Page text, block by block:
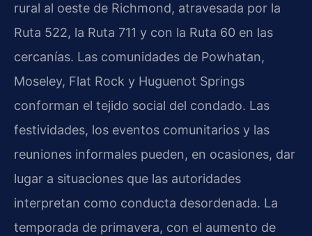
rural al oeste de Richmond, atravesada por la
Ruta 522, la Ruta 711 y con la Ruta 60 en las
cercanías. Las comunidades de Powhatan,
Moseley, Flat Rock y Huguenot Springs
conforman el tejido social del condado. Las
festividades, los eventos comunitarios y las
reuniones informales pueden, en ocasiones, dar
lugar a situaciones que las autoridades
interpretan como conducta desordenada. La
temporada de primavera, con el aumento de